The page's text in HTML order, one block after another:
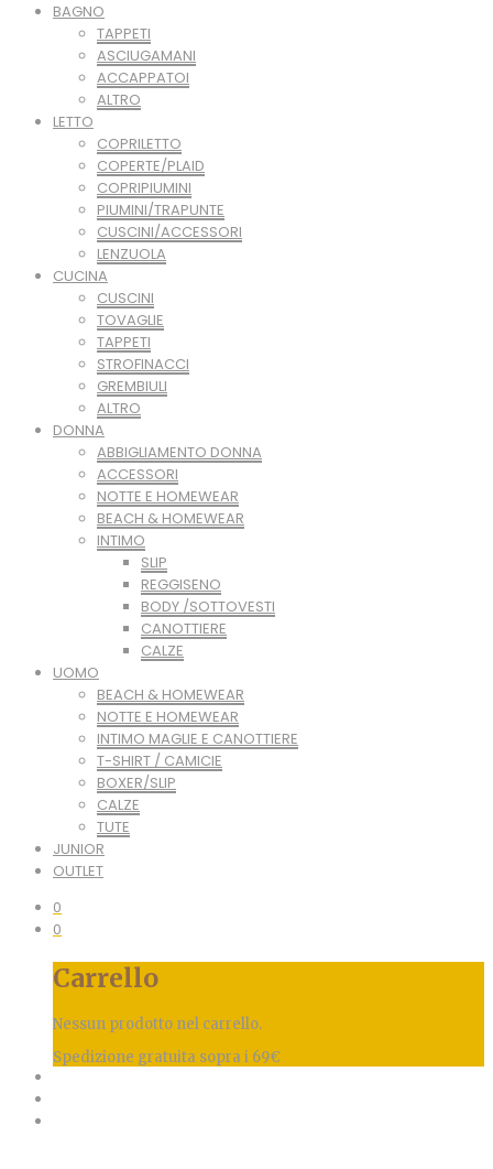
BAGNO
TAPPETI
ASCIUGAMANI
ACCAPPATOI
ALTRO
LETTO
COPRILETTO
COPERTE/PLAID
COPRIPIUMINI
PIUMINI/TRAPUNTE
CUSCINI/ACCESSORI
LENZUOLA
CUCINA
CUSCINI
TOVAGLIE
TAPPETI
STROFINACCI
GREMBIULI
ALTRO
DONNA
ABBIGLIAMENTO DONNA
ACCESSORI
NOTTE E HOMEWEAR
BEACH & HOMEWEAR
INTIMO
SLIP
REGGISENO
BODY /SOTTOVESTI
CANOTTIERE
CALZE
UOMO
BEACH & HOMEWEAR
NOTTE E HOMEWEAR
INTIMO MAGLIE E CANOTTIERE
T-SHIRT / CAMICIE
BOXER/SLIP
CALZE
TUTE
JUNIOR
OUTLET
0
0
Carrello
Nessun prodotto nel carrello.
Spedizione gratuita sopra i 69€